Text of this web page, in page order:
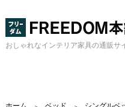
おしゃれなインテリア家具の通販サ